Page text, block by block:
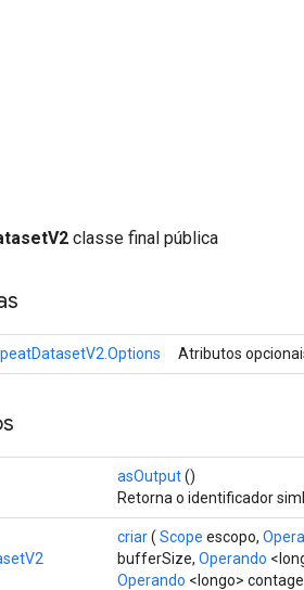
classe final pública
Atributos
asOutput()
Retorna o identificador
criar( Scope escopo,
bufferSize, Operando
Operando <longo>